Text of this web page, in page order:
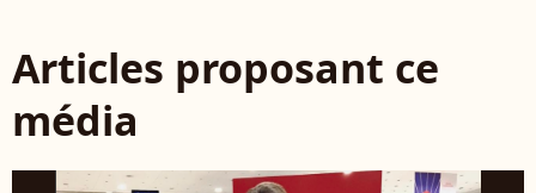
Articles proposant ce
média